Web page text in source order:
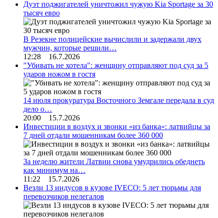
Дуэт поджигателей уничтожил чужую Kia Sportage за 30
тысяч евро
В Резекне полицейские вычислили и задержали двух
мужчин, которые решили…
12:28 16.7.2026
"Убивать не хотела": женщину отправляют под суд за 5
ударов ножом в гостя
14 июля прокуратура Восточного Земгале передала в суд
дело о…
20:00 15.7.2026
Инвестиции в воздух и звонки «из банка»: латвийцы за
7 дней отдали мошенникам более 360 000
За неделю жители Латвии снова умудрились обеднеть
как минимум на…
11:22 15.7.2026
Везли 13 индусов в кузове IVECO: 5 лет тюрьмы для
перевозчиков нелегалов